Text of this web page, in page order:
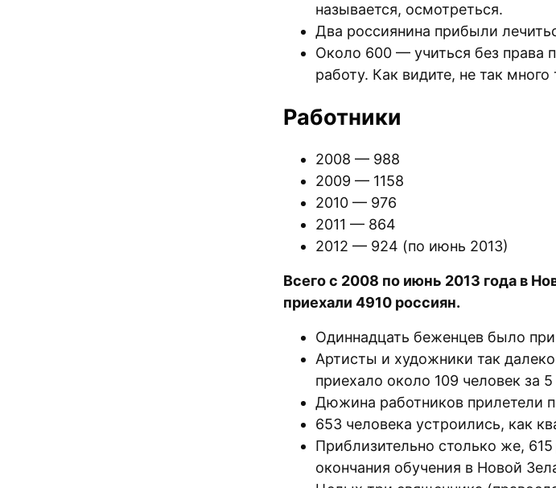
называется, осмотреться.
Два россиянина прибыли
Около 600 — учиться без права
работу. Как видите, не так много
Работники
2008 — 988
2009 — 1158
2010 — 976
2011 — 864
2012 — 924 (по июнь 2013)
Всего с 2008 по июнь 2013 года в
приехали 4910 россиян.
Одиннадцать беженцев было
Артисты и художники так
приехало около 109 человек за 5
Дюжина работников прилетели
653 человека устроились, как
Приблизительно столько же,
окончания обучения в Новой